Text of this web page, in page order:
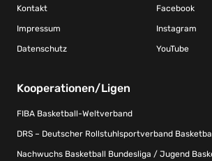
Kontakt
Impressum
Datenschutz
Facebook
Instagram
YouTube
Kooperationen/Ligen
FIBA Basketball-Weltverband
DRS – Deutscher Rollstuhlsportverband
Nachwuchs Basketball Bundesliga / Jugend